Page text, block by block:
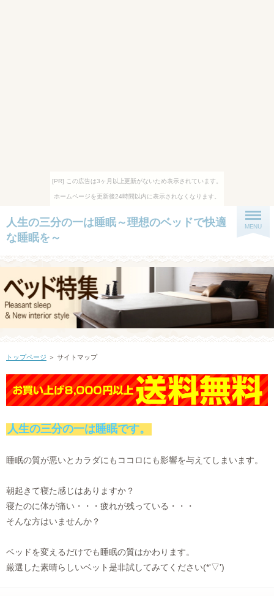
[PR] この広告は3ヶ月以上更新がないため表示されています。
ホームページを更新後24時間以内に表示されなくなります。
人生の三分の一は睡眠～理想のベッドで快適
な睡眠を～
MENU
トップページ ＞ サイトマップ
人生の三分の一は睡眠です。
睡眠の質が悪いとカラダにもココロにも影響を与えてしまいます。
朝起きて寝た感じはありますか？
寝たのに体が痛い・・・疲れが残っている・・・
そんな方はいませんか？
ベッドを変えるだけでも睡眠の質はかわります。
厳選した素晴らしいベット是非試してみてください(*'▽')